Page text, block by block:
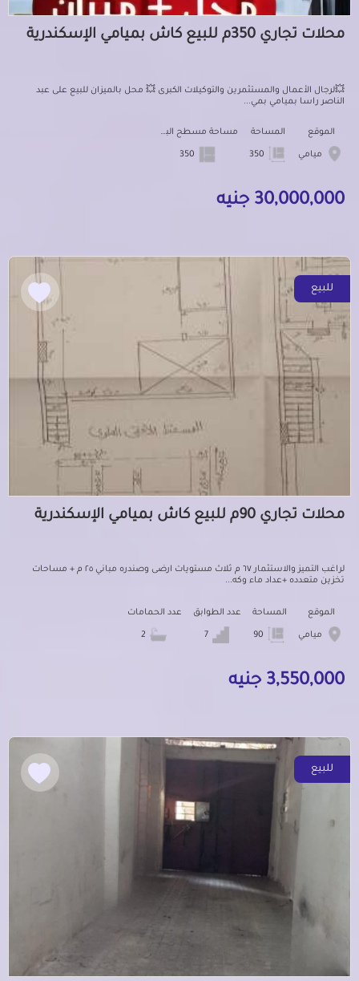
محلات تجاري 350م للبيع كاش بميامي الإسكندرية
💥لرجال الأعمال والمستثمرين والتوكيلات الكبرى 💥 محل بالميزان للبيع على عبد
الناصر راسا بميامي بمي...
الموقع
ميامي
المساحة مساحة مسطح البناء
30,000,000 جنيه
للبيع
محلات تجاري 90م للبيع كاش بميامي الإسكندرية
لراغب التميز والاستثمار ٦٧ م ثلاث مستويات ارضى وصندره مباني ٢٥ م + مساحات
تخزين متعدده +عداد ماء وكه...
الموقع
ميامي
المساحة عدد الطوابق
7
عدد الحمامات
3,550,000 جنيه
للبيع